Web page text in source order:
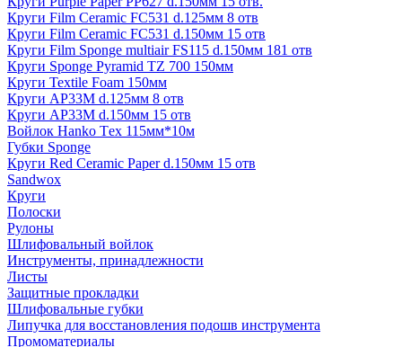
Круги Film Ceramic FC531 d.125мм 8 отв
Круги Film Ceramic FC531 d.150мм 15 отв
Круги Film Sponge multiair FS115 d.150мм 181 отв
Круги Sponge Pyramid TZ 700 150мм
Круги Textile Foam 150мм
Круги AP33M d.125мм 8 отв
Круги AP33M d.150мм 15 отв
Войлок Hanko Tех 115мм*10м
Губки Sponge
Круги Red Ceramic Paper d.150мм 15 отв
Sandwox
Круги
Полоски
Рулоны
Шлифовальный войлок
Инструменты, принадлежности
Листы
Защитные прокладки
Шлифовальные губки
Липучка для восстановления подошв инструмента
Промоматериалы